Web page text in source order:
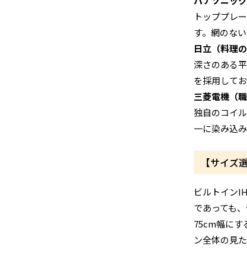
トッププレ
す。網のな
日立（料理
深さのある
を採用して
三菱電機（
独自のコイ
一に染み込
【サイ
ビルトイン
であっても
75cm幅にす
ン全体の見